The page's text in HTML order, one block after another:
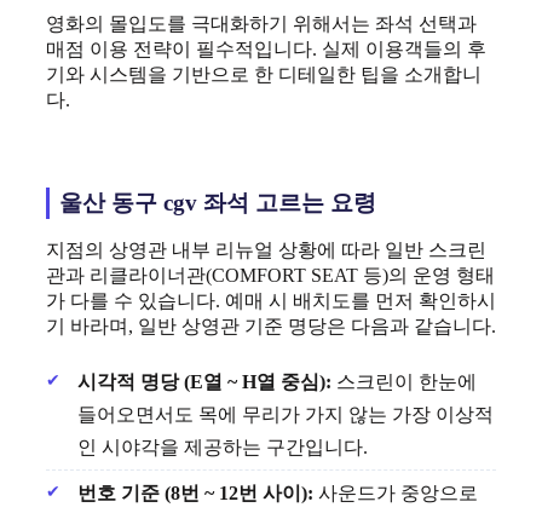
영화의 몰입도를 극대화하기 위해서는 좌석 선택과
매점 이용 전략이 필수적입니다. 실제 이용객들의 후
기와 시스템을 기반으로 한 디테일한 팁을 소개합니
다.
울산 동구 cgv 좌석 고르는 요령
지점의 상영관 내부 리뉴얼 상황에 따라 일반 스크린
관과 리클라이너관(COMFORT SEAT 등)의 운영 형태
가 다를 수 있습니다. 예매 시 배치도를 먼저 확인하시
기 바라며, 일반 상영관 기준 명당은 다음과 같습니다.
시각적 명당 (E열 ~ H열 중심): 스크린이 한눈에
들어오면서도 목에 무리가 가지 않는 가장 이상적
인 시야각을 제공하는 구간입니다.
번호 기준 (8번 ~ 12번 사이): 사운드가 중앙으로